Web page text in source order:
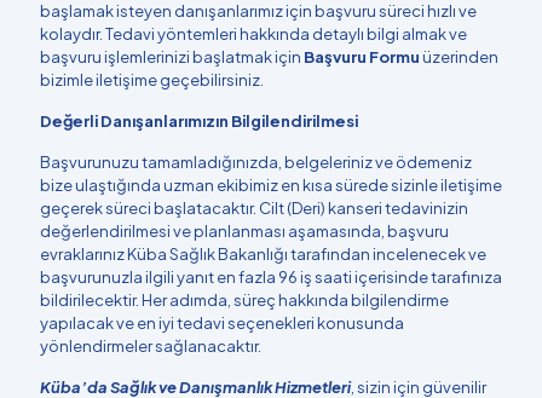
başlamak isteyen danışanlarımız için başvuru süreci hızlı ve
kolaydır. Tedavi yöntemleri hakkında detaylı bilgi almak ve
başvuru işlemlerinizi başlatmak için Başvuru Formuüzerinden
bizimle iletişime geçebilirsiniz.
Değerli Danışanlarımızın Bilgilendirilmesi
Başvurunuzu tamamladığınızda, belgeleriniz ve ödemeniz
bize ulaştığında uzman ekibimiz en kısa sürede sizinle iletişime
geçerek süreci başlatacaktır. Cilt (Deri) kanseri tedavinizin
değerlendirilmesi ve planlanması aşamasında, başvuru
evraklarınız Küba Sağlık Bakanlığı tarafından incelenecek ve
başvurunuzla ilgili yanıt en fazla 96 iş saati içerisinde tarafınıza
bildirilecektir. Her adımda, süreç hakkında bilgilendirme
yapılacak ve en iyi tedavi seçenekleri konusunda
yönlendirmeler sağlanacaktır.
Küba’da Sağlık ve Danışmanlık Hizmetleri, sizin için güvenilir